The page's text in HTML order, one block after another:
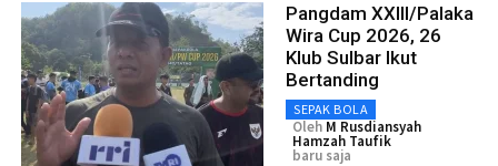
Pangdam XXIII/Palaka
Wira Cup 2026, 26
Klub Sulbar Ikut
Bertanding
SEPAK BOLA
Oleh M Rusdiansyah
Hamzah Taufik
baru saja